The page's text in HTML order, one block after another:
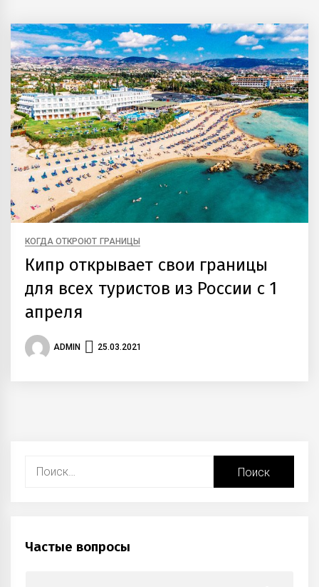
КОГДА ОТКРОЮТ ГРАНИЦЫ
Кипр открывает свои границы
для всех туристов из России с 1
апреля
ADMIN 25.03.2021
Найти:
Частые вопросы